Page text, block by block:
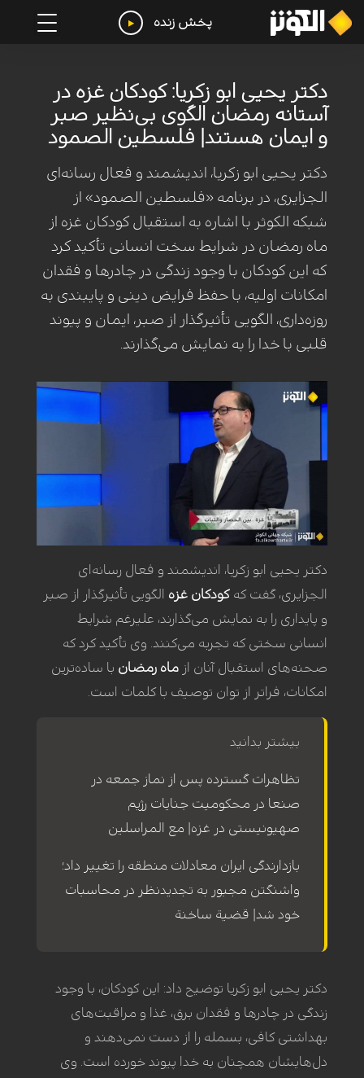
پخش زنده
دکتر یحیی ابو زکریا: کودکان غزه در
آستانه رمضان الگوی بی‌نظیر صبر
و ایمان هستند| فلسطین الصمود
دکتر یحیی ابو زکریا، اندیشمند و فعال رسانه‌ای
الجزایری، در برنامه «فلسطین الصمود» از
شبکه الکوثر با اشاره به استقبال کودکان غزه از
ماه رمضان در شرایط سخت انسانی تأکید کرد
که این کودکان با وجود زندگی در چادرها و فقدان
امکانات اولیه، با حفظ فرایض دینی و پایبندی به
روزه‌داری، الگویی تأثیرگذار از صبر، ایمان و پیوند
قلبی با خدا را به نمایش می‌گذارند.
دکتر یحیی ابو زکریا، اندیشمند و فعال رسانه‌ای
الجزایری، گفت که کودکان غزه الگویی تأثیرگذار از صبر
و پایداری را به نمایش می‌گذارند، علیرغم شرایط
انسانی سختی که تجربه می‌کنند. وی تأکید کرد که
صحنه‌های استقبال آنان از ماه رمضان با ساده‌ترین
امکانات، فراتر از توان توصیف با کلمات است.
بیشتر بدانید
تظاهرات گسترده پس از نماز جمعه در
صنعا در محکومیت جنایات رژیم
صهیونیستی در غزه| مع المراسلین
بازدارندگی ایران معادلات منطقه را تغییر داد؛
واشنگتن مجبور به تجدیدنظر در محاسبات
خود شد| قضیة ساخنة
دکتر یحیی ابو زکریا توضیح داد: این کودکان، با وجود
زندگی در چادرها و فقدان برق، غذا و مراقبت‌های
بهداشتی کافی، بسمله‌ را از دست نمی‌دهند و
دل‌هایشان همچنان به خدا پیوند خورده است. وی